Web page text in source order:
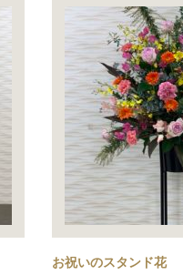
お祝いのスタンド花